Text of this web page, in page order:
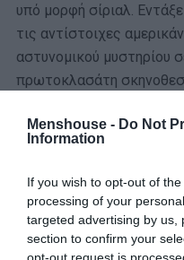
Menshouse - Do Not
Information
If you wish to opt-out of
processing of your
targeted advertising by us,
section to confirm your
υπό μορφή σίριαλ.
τις αντίστοιχες
αστυνομικού μυστηρίου
πρωτοκλασάτη
το όλο μυστήριο,
«Green Street